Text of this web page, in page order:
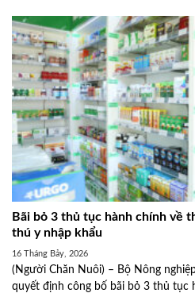
Bãi bỏ 3 thủ tục hành chính về
thú y nhập khẩu
16 Tháng Bảy, 2026
(Người Chăn Nuôi) – Bộ Nông
quyết định công bố bãi bỏ 3 thủ tục